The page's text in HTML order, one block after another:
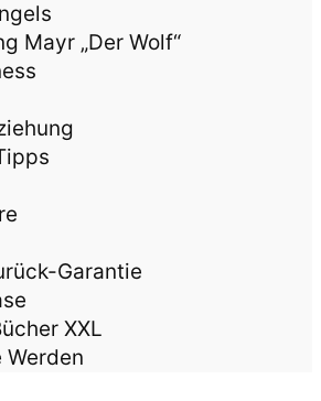
Mayr „Der Wolf“
Garantie
XXL